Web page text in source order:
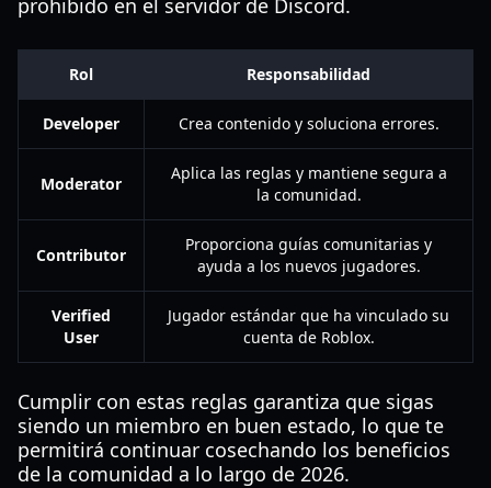
prohibido en el servidor de Discord.
Rol Responsabilidad
Developer Crea contenido y soluciona errores.
Moderator
Aplica las reglas y mantiene segura a
la comunidad.
Contributor
Proporciona guías comunitarias y
ayuda a los nuevos jugadores.
Verified
User
Jugador estándar que ha vinculado su
cuenta de Roblox.
Cumplir con estas reglas garantiza que sigas
siendo un miembro en buen estado, lo que te
permitirá continuar cosechando los beneficios
de la comunidad a lo largo de 2026.